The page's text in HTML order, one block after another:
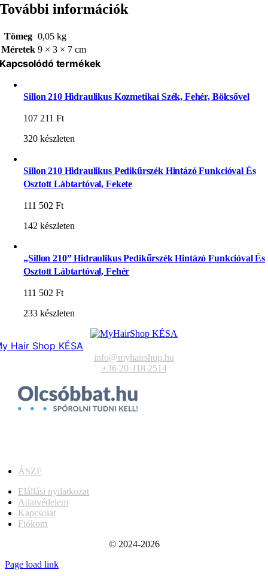
További információk
Tömeg 0,05 kg
Méretek 9 × 3 × 7 cm
Kapcsolódó termékek
Sillon 210 Hidraulikus Kozmetikai Szék, Fehér, Bölcsővel
107 211Ft
320 készleten
Sillon 210 Hidraulikus Pedikűrszék Hintázó Funkcióval És
Osztott Lábtartóval, Fekete
111 502Ft
142 készleten
„Sillon 210” Hidraulikus Pedikűrszék Hintázó Funkcióval És
Osztott Lábtartóval, Fehér
111 502Ft
233 készleten
Hair Shop KÉSA
info@myhairshop.hu
+36 20 318 2514
ÁSZF
Elállási nyilatkozat
Adatvédelem
Kapcsolat
Fiókom
© 2024-2026
Page load link